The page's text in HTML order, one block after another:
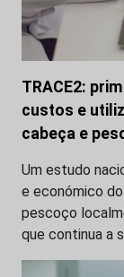
TRACE2:
custos e
cabeça e
Um estudo
e económico
pescoço
que continua a